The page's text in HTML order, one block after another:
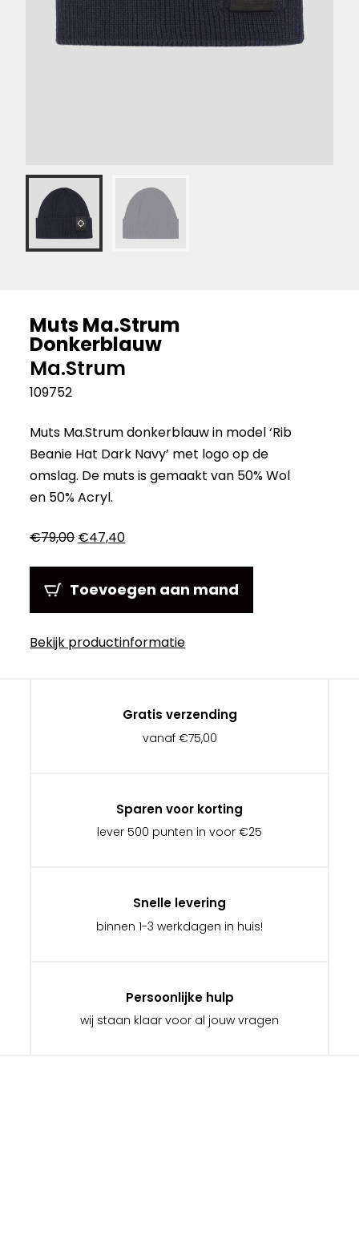
Muts Ma.Strum
Donkerblauw
Ma.Strum
109752
Muts Ma.Strum donkerblauw in model ‘Rib
Beanie Hat Dark Navy’ met logo op de
omslag. De muts is gemaakt van 50% Wol
en 50% Acryl.
€79,00 Oorspronkelijke
€79,00.
€47,40Huidige
€47,40.
Toevoegen aan mand
Bekijk productinformatie
Gratis verzending
vanaf €75,00
Sparen voor korting
lever 500 punten in voor €25
Snelle levering
binnen 1-3 werkdagen in huis!
Persoonlijke hulp
wij staan klaar voor al jouw vragen